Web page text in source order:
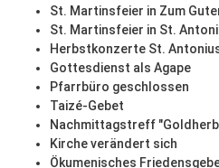
St. Martinsfeier in Zum
St. Martinsfeier in St.
Herbstkonzerte St.
Gottesdienst als Agape
Pfarrbüro geschlossen
Taizé-Gebet
Nachmittagstreff
Kirche verändert sich
Ökumenisches